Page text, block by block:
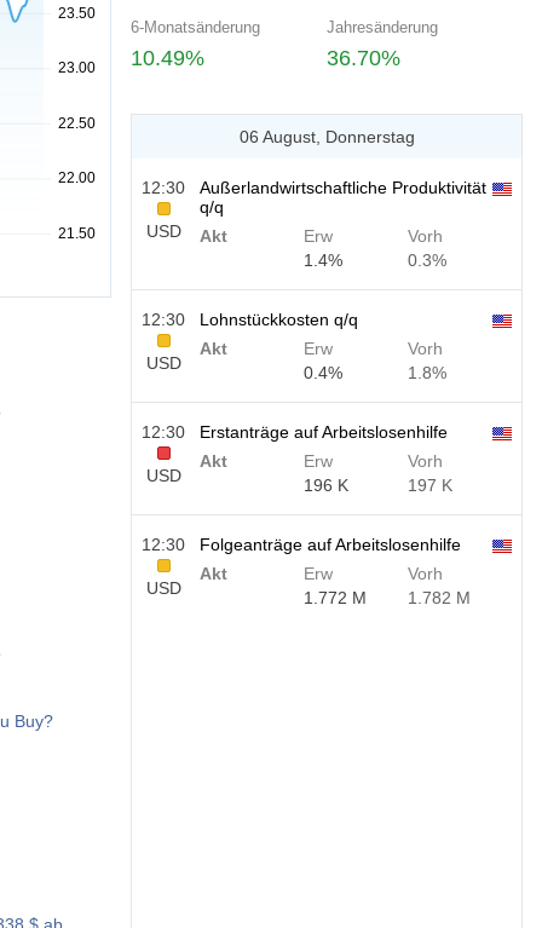
Buy?
6-Monatsänderung
10.49%
Jahresänderung
36.70%
06 August, Donnerstag
12:30
USD
Außerlandwirtschaftliche Produktivität
q/q
Akt
Erw
1.4%
Vorh
0.3%
12:30
USD
Lohnstückkosten q/q
Akt
Erw
0.4%
Vorh
1.8%
12:30
USD
Erstanträge auf Arbeitslosenhilfe
Akt
Erw
196 K
Vorh
197 K
12:30
USD
Folgeanträge auf Arbeitslosenhilfe
Akt
Erw
1.772 M
Vorh
1.782 M